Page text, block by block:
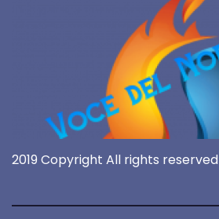
2019 Copyright All rights reserved